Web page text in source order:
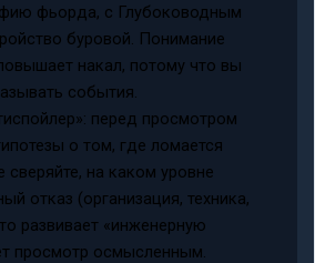
фьорда, с Глубоководным
буровой. Понимание
накал, потому что вы
события.
перед просмотром
о том, где ломается
сверяйте, на каком уровне
отказ (организация, техника,
развивает «инженерную
просмотр осмысленным.